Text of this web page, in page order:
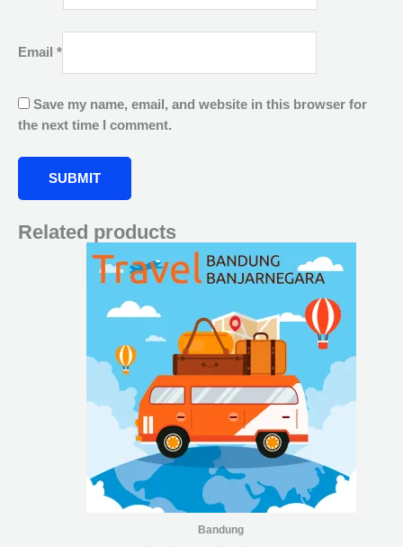
Email *
Save my name, email, and website in this browser for
the next time I comment.
Related products
Bandung